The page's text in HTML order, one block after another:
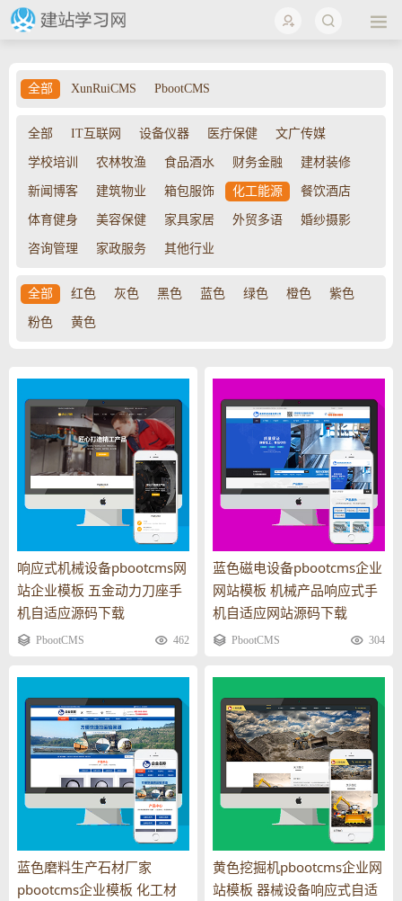
全部 XunRuiCMS PbootCMS
全部 IT互联网 设备仪器 医疔保健 文广传媒
学校培训 农林牧渔 食品酒水 财务金融 建材装修
新闻博客 建筑物业 箱包服饰 化工能源 餐饮酒店
体育健身 美容保健 家具家居 外贸多语 婚纱摄影
咨询管理 家政服务 其他行业
全部 红色 灰色 黑色 蓝色 绿色 橙色 紫色
粉色 黄色
响应式机械设备pbootcms网
站企业模板 五金动力刀座手
机自适应源码下载
PbootCMS 462
蓝色磁电设备pbootcms企业
网站模板 机械产品响应式手
机自适应网站源码下载
PbootCMS 304
蓝色磨料生产石材厂家
pbootcms企业模板 化工材
黄色挖掘机pbootcms企业网
站模板 器械设备响应式自适